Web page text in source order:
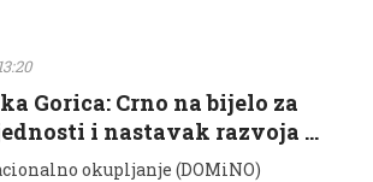
Gorica: Crno na bijelo za
i nastavak razvoja …
okupljanje (DOMiNO)